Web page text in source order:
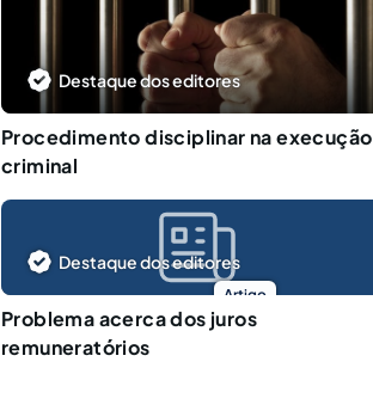
Destaque dos editores
Procedimento disciplinar na execução
criminal
Artigo
Destaque dos editores
Problema acerca dos juros
remuneratórios